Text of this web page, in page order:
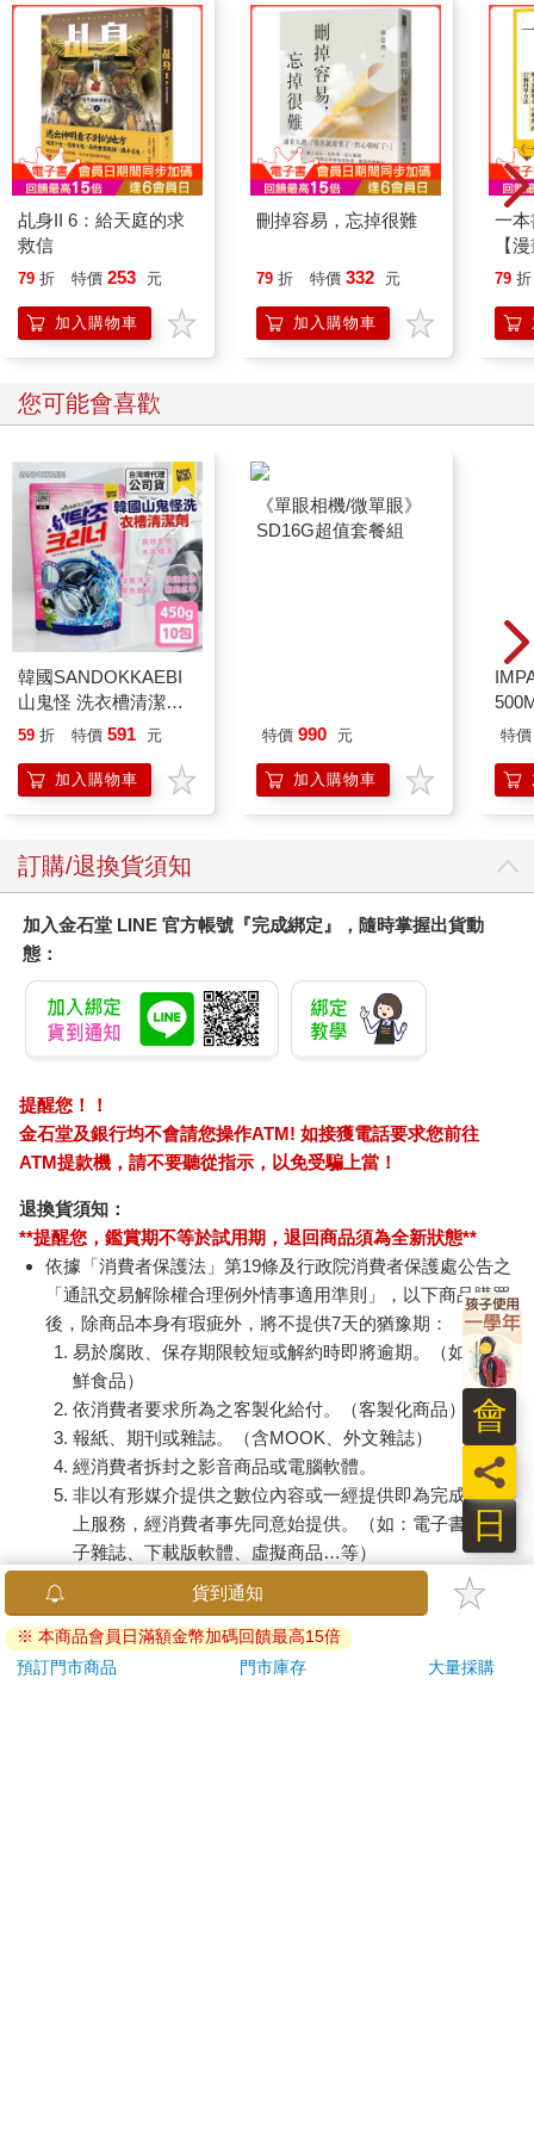
乩身II 6：給天庭的求
救信
79 折 特價 253 元
加入購物車
刪掉容易，忘掉很難
79 折 特價 332 元
加入購物車
一
【
行
「
學方
79 折
您可能會喜歡
韓國SANDOKKAEBI
山鬼怪 洗衣槽清潔劑
450公克-10包組
59 折 特價 591 元
加入購物車
特價 990 元
加入購物車
特價
訂購/退換貨須知
加入金石堂 LINE 官方帳號『完成綁定』，隨時掌握出貨動
態：
提醒您！！
金石堂及銀行均不會請您操作ATM! 如接獲電話要求您前往
ATM提款機，請不要聽從指示，以免受騙上當！
退換貨須知：
**提醒您，鑑賞期不等於試用期，退回商品須為全新狀態**
依據「消費者保護法」第19條及行政院消費者保護處公告之
「通訊交易解除權合理例外情事適用準則」，以下商品購買
後，除商品本身有瑕疵外，將不提供7天的猶豫期：
易於腐敗、保存期限較短或解約時即將逾期。（如：生
鮮食品）
依消費者要求所為之客製化給付。（客製化商品）
報紙、期刊或雜誌。（含MOOK、外文雜誌）
經消費者拆封之影音商品或電腦軟體。
非以有形媒介提供之數位內容或一經提供即為完成之線
上服務，經消費者事先同意始提供。（如：電子書、電
子雜誌、下載版軟體、虛擬商品…等）
已拆封之個人衛生用品。（如：內衣褲、刮鬍刀、除毛
若非上列種類商品，均享有到貨7天的猶豫期（含例假
日）。
貨到通知
※ 本商品會員日滿額金幣加碼回饋最高15倍
預訂門市商品
門市庫存 大量採購
日
員
會